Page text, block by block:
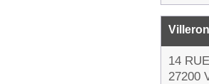
14
27200